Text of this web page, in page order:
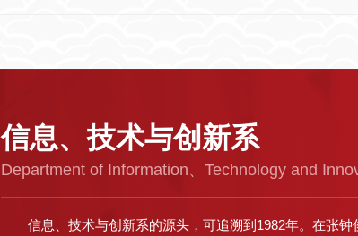
信息、技术与创新系
Department of Information、Technology and
信息、技术与创新系的源头，可追溯到1982年。在张钟